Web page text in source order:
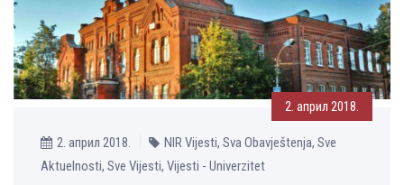
2. април 2018.
2. април 2018.
NIR Vijesti, Sva Obavještenja, Sve
Aktuelnosti, Sve Vijesti, Vijesti - Univerzitet